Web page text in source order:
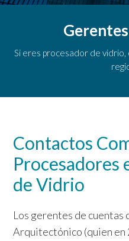
Si eres procesador de
Contactos
Procesadores
de Vidrio
Los gerentes de
Arquitectónico (quien en